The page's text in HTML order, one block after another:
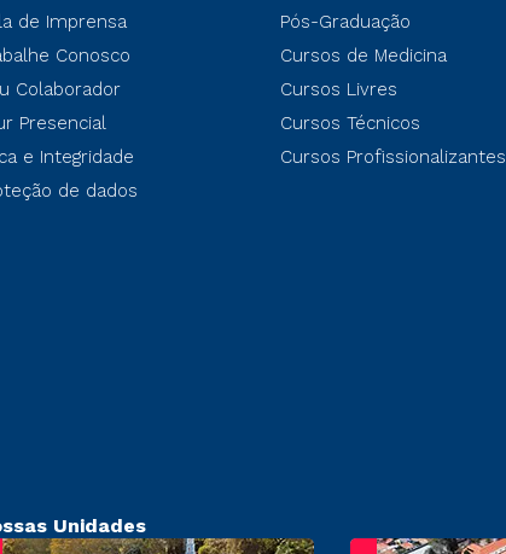
de Imprensa
Conosco
Colaborador
Presencial
e Integridade
de dados
Pós-Graduação
Cursos de Medicina
Cursos Livres
Cursos Técnicos
Cursos Profissionalizantes
Unidades